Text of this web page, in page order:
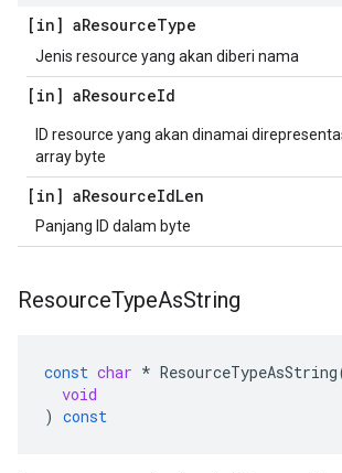
[in] aResourceType
Jenis resource yang akan diberi nama
[in] aResourceId
ID resource yang akan dinamai
array byte
[in] aResourceIdLen
Panjang ID dalam byte
ResourceTypeAsString
const char * ResourceTypeAsString
void
) const